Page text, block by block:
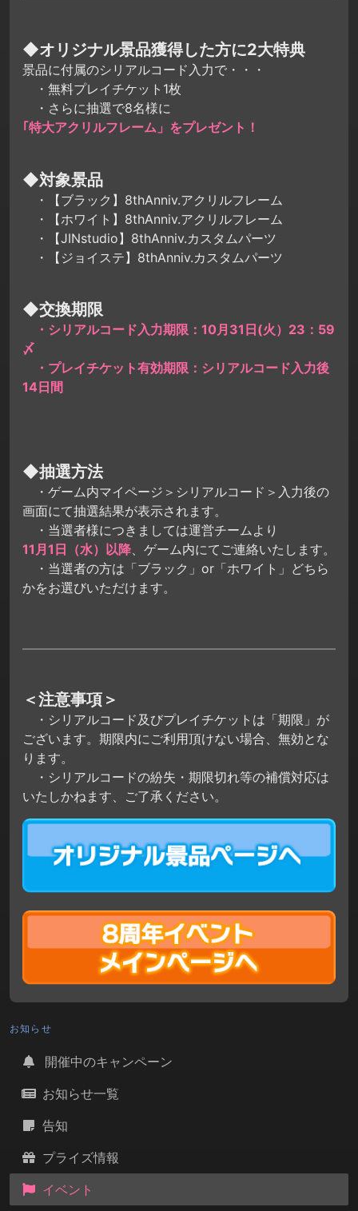
◆オリジナル景品獲得した方に2大特典
景品に付属のシリアルコード入力で・・・
・無料プレイチケット1枚
・さらに抽選で8名様に
｢特大アクリルフレーム」をプレゼント！
◆対象景品
・【ブラック】8thAnniv.アクリルフレーム
・【ホワイト】8thAnniv.アクリルフレーム
・【JINstudio】8thAnniv.カスタムパーツ
・【ジョイステ】8thAnniv.カスタムパーツ
◆交換期限
・シリアルコード入力期限：10月31日(火）23：59
〆
・プレイチケット有効期限：シリアルコード入力後
14日間
◆抽選方法
・ゲーム内マイページ＞シリアルコード＞入力後の
画面にて抽選結果が表示されます。
・当選者様につきましては運営チームより
11月1日（水）以降 、ゲーム内にてご連絡いたします。
・当選者の方は「ブラック」or「ホワイト」どちら
かをお選びいただけます。
＜注意事項＞
・シリアルコード及びプレイチケットは「期限」が
ございます。期限内にご利用頂けない場合、無効とな
ります。
・シリアルコードの紛失・期限切れ等の補償対応は
いたしかねます、ご了承ください。
お知らせ
開催中のキャンペーン
お知らせ一覧
告知
プライズ情報
イベント